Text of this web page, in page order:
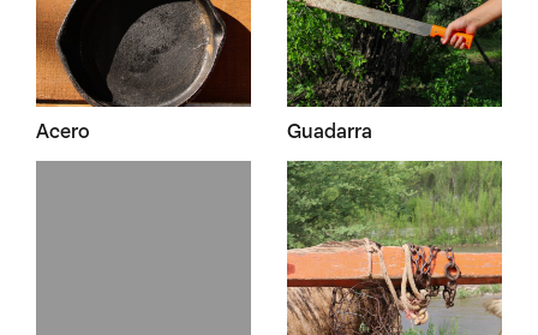
Acero Guadarra